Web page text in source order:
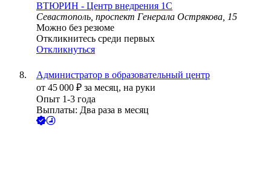
ВТЮРИН - Центр внедрения 1С
Севастополь, проспект Генерала Острякова, 15
Можно без резюме
Откликнитесь среди первых
Откликнуться
Администратор в образовательный центр
от 45 000 ₽ за месяц, на руки
Опыт 1-3 года
Выплаты: Два раза в месяц